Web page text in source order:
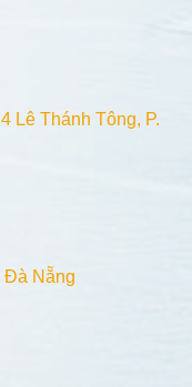
Lê Thánh Tông, P.
Đà Nẵng